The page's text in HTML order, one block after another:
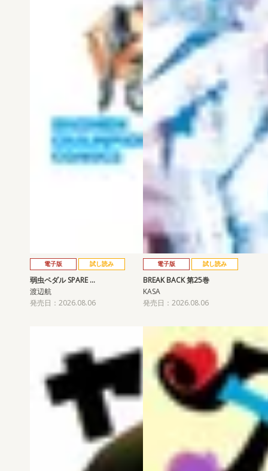
電子版 試し読み
弱虫ペダル SPARE …
渡辺航
発売日：2026.08.06
電子版 試し読み
BREAK BACK 第25巻
KASA
発売日：2026.08.06